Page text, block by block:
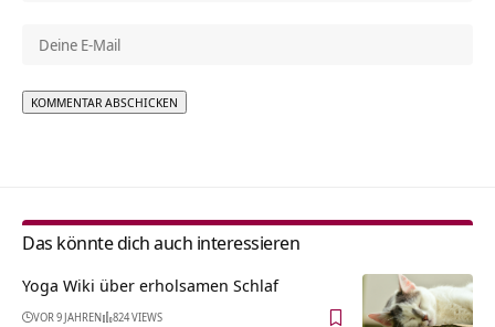
Das könnte dich auch interessieren
Yoga Wiki über erholsamen Schlaf
VOR 9 JAHREN 824 VIEWS